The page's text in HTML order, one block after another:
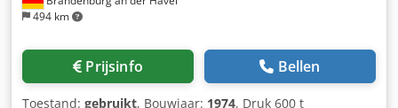
494 km
Prijsinfo Bellen
Toestand: gebruikt, Bouwjaar: 1974, Druk 600 t